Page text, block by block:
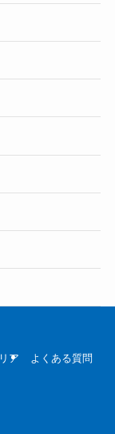
ア
よくある質問